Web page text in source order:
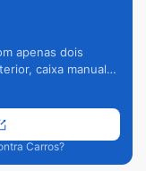
apenas dois
caixa manual
Carros?